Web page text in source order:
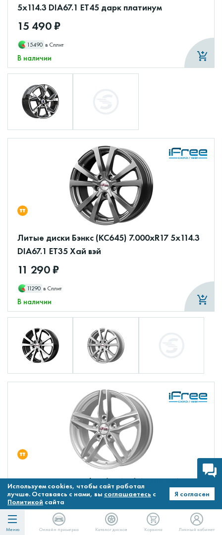
5x114.3 DIA67.1 ET45 дарк платинум
15 490 ₽
15490 в Сплит
В наличии
Литые диски Бэнкс (КС645) 7.000xR17 5x114.3
DIA67.1 ET35 Хай вэй
11 290 ₽
11290 в Сплит
В наличии
Литые диски Moskva (КС689) 6.500xR16
5x114.3 DIA67.1 ET31.5 Нео-классик
8 450 ₽
8450 в Сплит
Меню Онлайн примерка Каталог дисков Корзина Личный кабинет
Используем cookies, чтобы сайт работал
лучше. Оставаясь с нами, вы соглашаетесь с
Политикой сайта
Я согласен